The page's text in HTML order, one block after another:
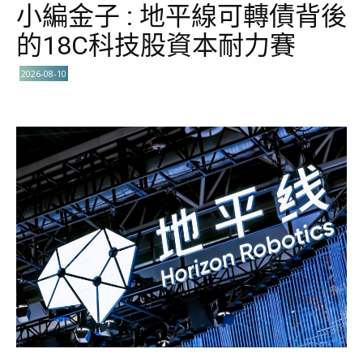
小編金子 : 地平線可轉債背後
的18C科技股資本耐力賽
2026-08-10